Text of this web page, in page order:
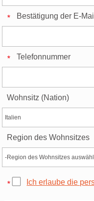
Bestätigung der E-
Telefonnummer
Wohnsitz (Nation)
Region des Wohnsitzes
Ich erlaube die